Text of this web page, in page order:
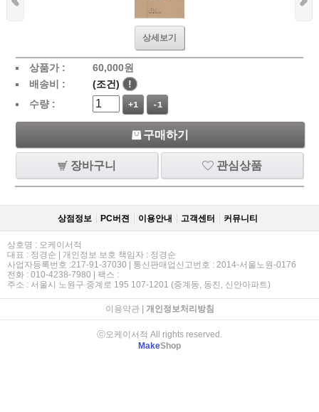
상세보기
상품가 : 60,000원
배송비 :
(조건)
!
수량 :
+1 -1
구매하기
장바구니 관심상품
상점정보 PC버젼 이용안내 고객센터 커뮤니티
상호명 : 오케이서적
대표 : 정경순 | 개인정보 보호 책임자 : 정경순
사업자등록번호 :217-91-37030 | 통신판매업신고번호 : 2014-서울노원-0176
전화 : 010-4238-7980 | 팩스 :
주소 : 서울시 노원구 중계로 195 107-1201 (중계동, 동진, 신안아파트)
이용약관| 개인정보처리방침
ⓒ오케이서적 All rights reserved.
MakeShop